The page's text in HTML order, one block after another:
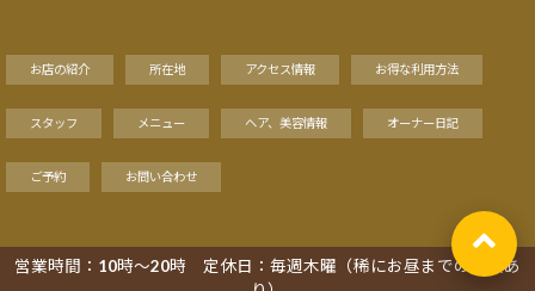
営業時間：10時～20時 定休日：毎週木曜（稀にお昼までの営業あ
お店の紹介 所在地 アクセス情報 お得な利用方法
スタッフ メニュー ヘア、美容情報 オーナー日記
ご予約 お問い合わせ
Copyright©